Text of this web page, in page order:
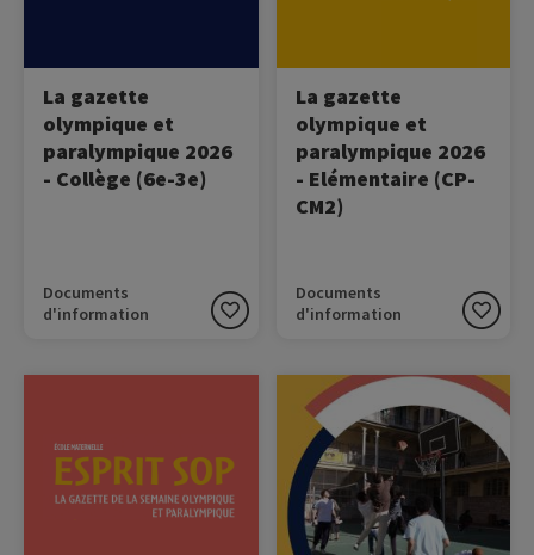
La gazette
olympique et
paralympique 2026
- Collège (6e-3e)
Documents
d'information
La gazette
olympique et
paralympique 2026
- Elémentaire (CP-
CM2)
Documents
d'information
Image
Ecoutez le podcast de la
SOP !